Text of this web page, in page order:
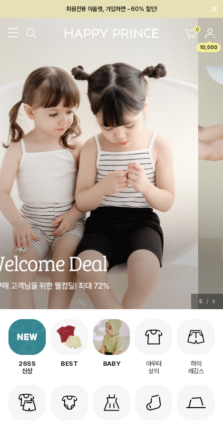
회원전용 아울렛, 가입하면 ~60% 할인!
0
10,000
5 / 6
26SS
신상
BEST BABY
아우터
상의
하의
레깅스